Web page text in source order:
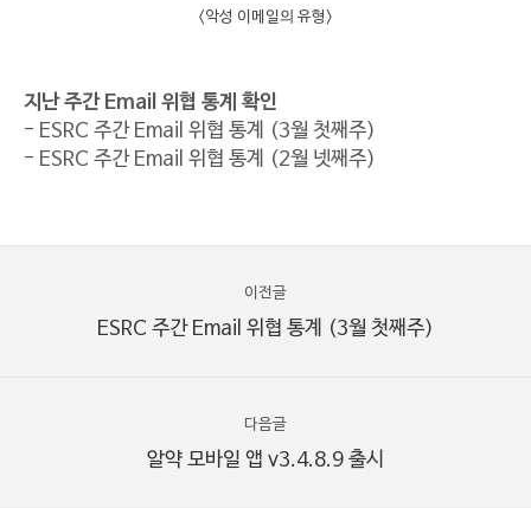
<악성 이메일의 유형>
지난 주간 Email 위협 통계 확인
- ESRC 주간 Email 위협 통계 (3월 첫째주)
- ESRC 주간 Email 위협 통계 (2월 넷째주)
이전글
ESRC 주간 Email 위협 통계 (3월 첫째주)
다음글
알약 모바일 앱 v3.4.8.9 출시